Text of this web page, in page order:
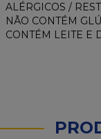
ALÉRGICOS /
NÃO CONTÉM
CONTÉM LEITE E